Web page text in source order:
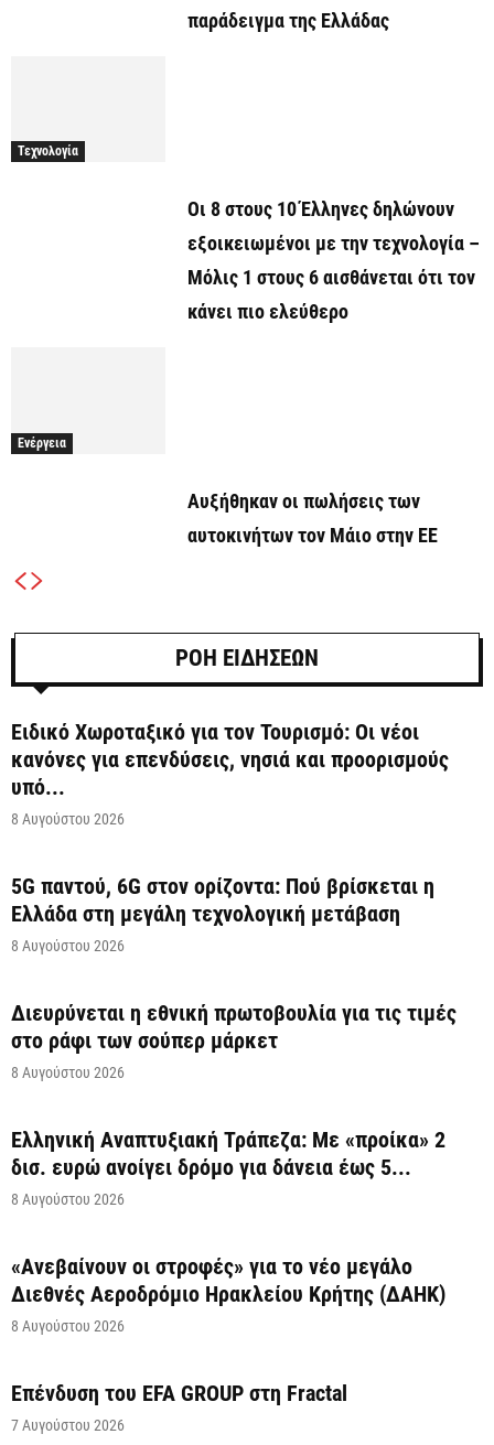
παράδειγμα της Ελλάδας
Τεχνολογία
Οι 8 στους 10 Έλληνες δηλώνουν
εξοικειωμένοι με την τεχνολογία –
Μόλις 1 στους 6 αισθάνεται ότι τον
κάνει πιο ελεύθερο
Ενέργεια
Αυξήθηκαν οι πωλήσεις των
αυτοκινήτων τον Μάιο στην ΕΕ
ΡΟΗ ΕΙΔΗΣΕΩΝ
Ειδικό Χωροταξικό για τον Τουρισμό: Οι νέοι
κανόνες για επενδύσεις, νησιά και προορισμούς
υπό...
8 Αυγούστου 2026
5G παντού, 6G στον ορίζοντα: Πού βρίσκεται η
Ελλάδα στη μεγάλη τεχνολογική μετάβαση
8 Αυγούστου 2026
Διευρύνεται η εθνική πρωτοβουλία για τις τιμές
στο ράφι των σούπερ μάρκετ
8 Αυγούστου 2026
Ελληνική Αναπτυξιακή Τράπεζα: Με «προίκα» 2
δισ. ευρώ ανοίγει δρόμο για δάνεια έως 5...
8 Αυγούστου 2026
«Ανεβαίνουν οι στροφές» για το νέο μεγάλο
Διεθνές Αεροδρόμιο Ηρακλείου Κρήτης (ΔΑΗΚ)
8 Αυγούστου 2026
Επένδυση του EFA GROUP στη Fractal
7 Αυγούστου 2026